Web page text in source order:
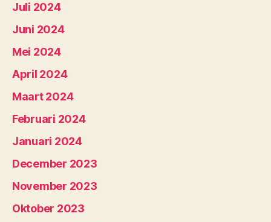
Juli 2024
Juni 2024
Mei 2024
April 2024
Maart 2024
Februari 2024
Januari 2024
December 2023
November 2023
Oktober 2023